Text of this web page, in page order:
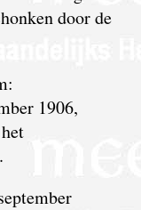
door de
1906,